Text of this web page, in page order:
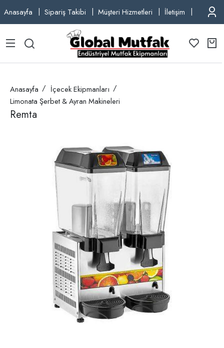
Anasayfa Sipariş Takibi Müşteri Hizmetleri İletişim TEL:
Anasayfa
İçecek Ekipmanları
Limonata Şerbet & Ayran Makineleri
Remta